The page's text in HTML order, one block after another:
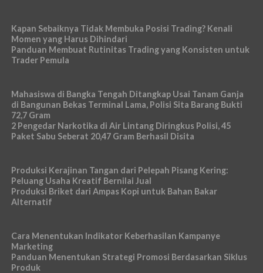
Kapan Sebaiknya Tidak Membuka Posisi Trading? Kenali
Momen yang Harus Dihindari
Panduan Membuat Rutinitas Trading yang Konsisten untuk
Trader Pemula
Mahasiswa di Bangka Tengah Ditangkap Usai Tanam Ganja
di Bangunan Bekas Terminal Lama, Polisi Sita Barang Bukti
72,7 Gram
2 Pengedar Narkotika di Air Lintang Diringkus Polisi, 45
Paket Sabu Seberat 20,47 Gram Berhasil Disita
Produksi Kerajinan Tangan dari Pelepah Pisang Kering:
Peluang Usaha Kreatif Bernilai Jual
Produksi Briket dari Ampas Kopi untuk Bahan Bakar
Alternatif
Cara Menentukan Indikator Keberhasilan Kampanye
Marketing
Panduan Menentukan Strategi Promosi Berdasarkan Siklus
Produk